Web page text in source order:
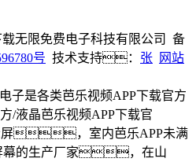
无限免费电子科技有限公司 备
号 技术支持： 张
网站
子是各类芭乐视频APP下载官方
/液晶芭乐视频APP下载官
，室内芭乐APP未满
幕的生产厂家，在山